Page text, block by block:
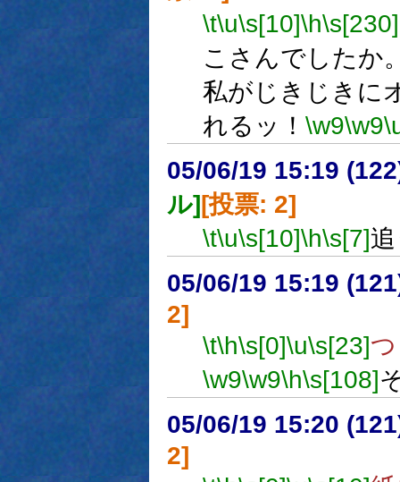
\t\u\s[10]\h\s[230]
こさんでしたか
私がじきじきに
れるッ！ \w9\w9
05/06/19 15:19
ル][投票: 2]
\t\u\s[10]\h\s[7]
05/06/19 15:19
2]
\t\h\s[0]\u\s[23]
\w9\w9\h\s[108]
05/06/19 15:20
2]